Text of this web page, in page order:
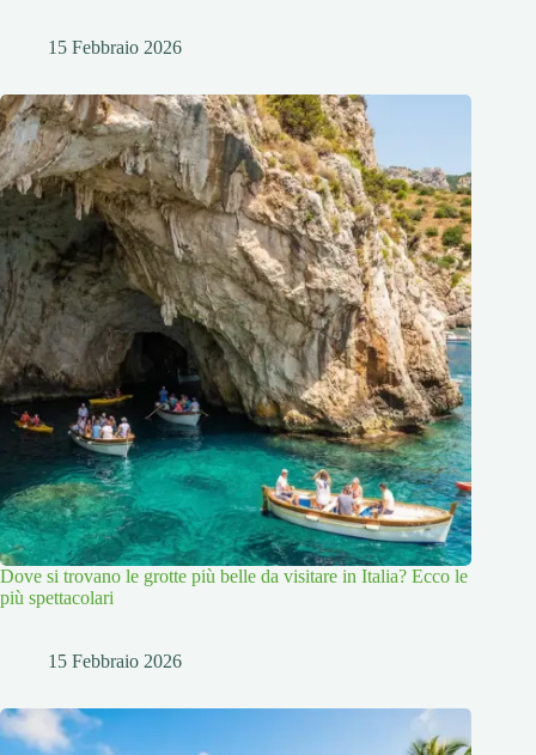
15 Febbraio 2026
Dove si trovano le grotte più belle da visitare in Italia? Ecco le
più spettacolari
15 Febbraio 2026